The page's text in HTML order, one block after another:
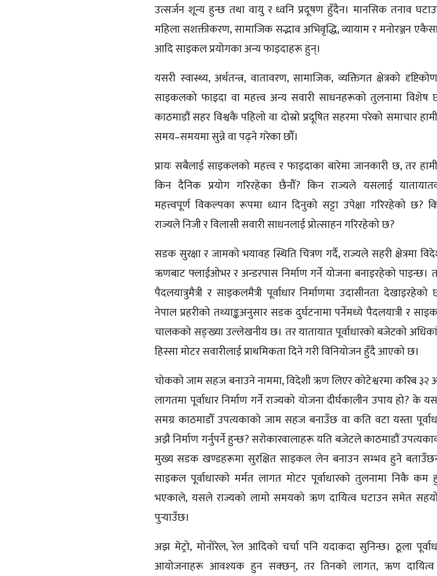
उत्सर्जन शून्य हुन्छ तथा वायु र ध्वनि प्रदूषण हुँदैन। मानसिक तनाव
महिला सशक्तीकरण, सामाजिक सद्भाव अभिवृद्धि, व्यायाम र मनोरञ्जन
आदि साइकल प्रयोगका अन्य फाइदाहरू हुन्।
यसरी स्वास्थ्य, अर्थतन्त्र, वातावरण, सामाजिक, व्यक्तिगत क्षेत्रको
साइकलको फाइदा वा महत्त्व अन्य सवारी साधनहरूको तुलनामा विशेष
काठमाडौं सहर विश्वकै पहिलो वा दोस्रो प्रदूषित सहरमा परेको समाचार
समय–समयमा सुन्ने वा पढ्ने गरेका छौँ।
प्रायः सबैलाई साइकलको महत्त्व र फाइदाका बारेमा जानकारी छ, तर
किन दैनिक प्रयोग गरिरहेका छैनौँ? किन राज्यले यसलाई
महत्त्वपूर्ण विकल्पका रूपमा ध्यान दिनुको सट्टा उपेक्षा गरिरहेको छ?
राज्यले निजी र विलासी सवारी साधनलाई प्रोत्साहन गरिरहेको छ?
सडक सुरक्षा र जामको भयावह स्थिति चित्रण गर्दै, राज्यले सहरी क्षेत्रमा
ऋणबाट फ्लाईओभर र अन्डरपास निर्माण गर्ने योजना बनाइरहेको पाइन्छ।
पैदलयात्रुमैत्री र साइकलमैत्री पूर्वाधार निर्माणमा उदासीनता देखाइरहेको
नेपाल प्रहरीको तथ्याङ्कअनुसार सडक दुर्घटनामा पर्नेमध्ये पैदलयात्री र
चालकको सङ्ख्या उल्लेखनीय छ। तर यातायात पूर्वाधारको बजेटको
हिस्सा मोटर सवारीलाई प्राथमिकता दिने गरी विनियोजन हुँदै आएको छ।
चोकको जाम सहज बनाउने नाममा, विदेशी ऋण लिएर कोटेश्वरमा करिब ३२
लागतमा पूर्वाधार निर्माण गर्ने राज्यको योजना दीर्घकालीन उपाय हो? के
समग्र काठमाडौँ उपत्यकाको जाम सहज बनाउँछ वा कति वटा यस्ता
अझै निर्माण गर्नुपर्ने हुन्छ? सरोकारवालाहरू यति बजेटले काठमाडौं
मुख्य सडक खण्डहरूमा सुरक्षित साइकल लेन बनाउन सम्भव हुने
साइकल पूर्वाधारको मर्मत लागत मोटर पूर्वाधारको तुलनामा निकै कम
भएकाले, यसले राज्यको लामो समयको ऋण दायित्व घटाउन समेत
पुर्‍याउँछ।
अझ मेट्रो, मोनोरेल, रेल आदिको चर्चा पनि यदाकदा सुनिन्छ। ठूला
आयोजनाहरू आवश्यक हुन सक्छन्, तर तिनको लागत, ऋण